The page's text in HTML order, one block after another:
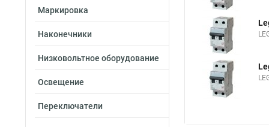
Маркировка
Наконечники
Низковольтное оборудование
Освещение
Переключатели